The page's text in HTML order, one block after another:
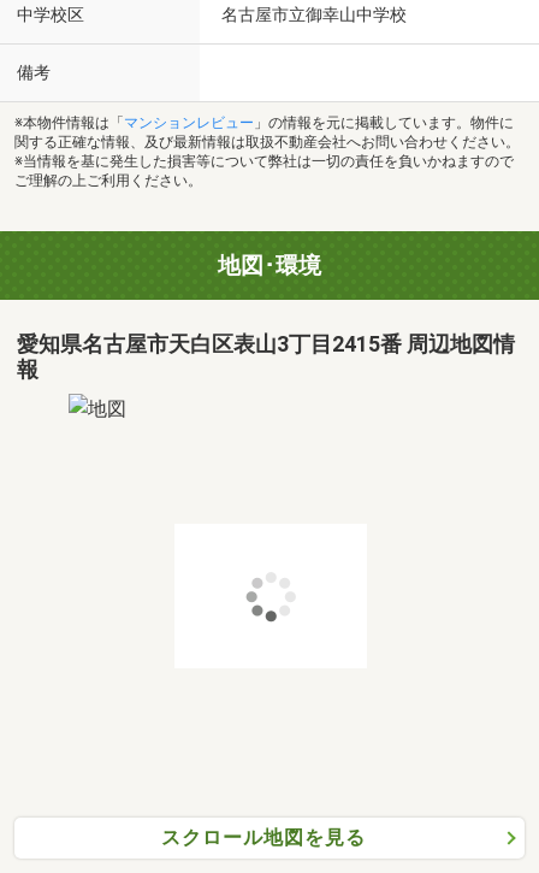
中学校区 名古屋市立御幸山中学校
備考
※本物件情報は「 マンションレビュー 」の情報を元に掲載しています。物件に
関する正確な情報、及び最新情報は取扱不動産会社へお問い合わせください。
※当情報を基に発生した損害等について弊社は一切の責任を負いかねますので
ご理解の上ご利用ください。
地図･環境
愛知県名古屋市天白区表山3丁目2415番 周辺地図情
報
スクロール地図を見る